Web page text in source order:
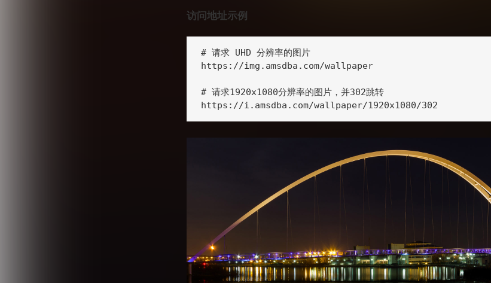
访问地址示例
# 请求 UHD 分辨率的图片
https://img.amsdba.com/wallpaper
# 请求1920x1080分辨率的图片，并302跳转
https://i.amsdba.com/wallpaper/1920x1080/302